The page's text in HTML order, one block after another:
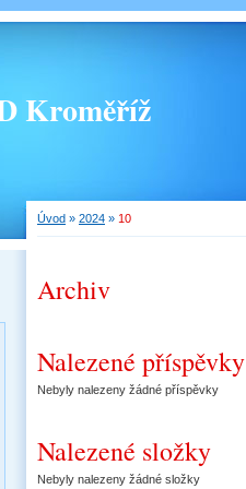
Kroměříž
Úvod » 2024 » 10
Archiv
Nalezené příspěvky
Nebyly nalezeny žádné příspěvky
Nalezené složky
Nebyly nalezeny žádné složky